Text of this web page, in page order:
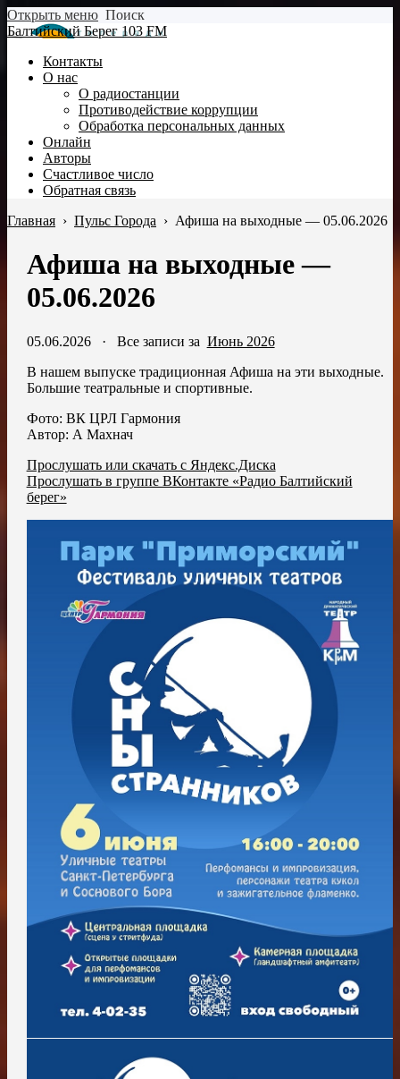
Открыть меню Поиск
Балтийский Берег 103 FM
Контакты
О нас
О радиостанции
Противодействие коррупции
Обработка персональных данных
Онлайн
Авторы
Счастливое число
Обратная связь
Главная › Пульс Города › Афиша на выходные — 05.06.2026
Афиша на выходные —
05.06.2026
05.06.2026· Все записи за Июнь 2026
В нашем выпуске традиционная Афиша на эти выходные.
Большие театральные и спортивные.
Фото: ВК ЦРЛ Гармония
Автор: А Махнач
Прослушать или скачать с Яндекс.Диска
Прослушать в группе ВКонтакте «Радио Балтийский
берег»